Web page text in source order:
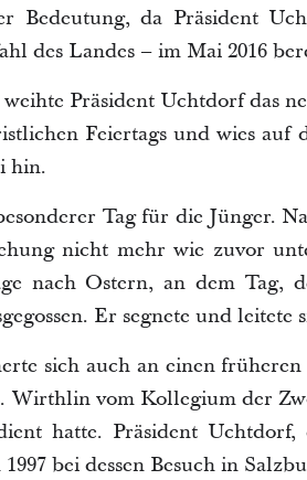
Bedeutung, da Präsident
des Landes – im Mai 2016
Präsident Uchtdorf das
Feiertags und wies auf
hin.
Tag für die Jünger.
nicht mehr wie zuvor
nach Ostern, an dem Tag,
Er segnete und
sich auch an einen
Wirthlin vom Kollegium der
hatte. Präsident
bei dessen Besuch in